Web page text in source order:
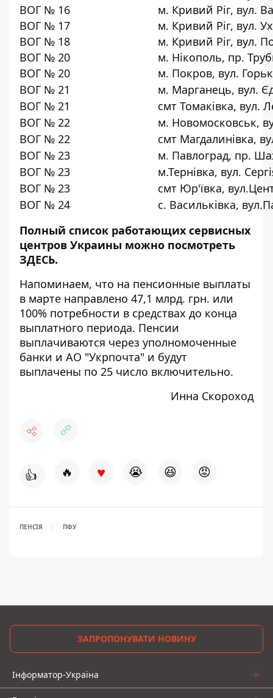
ВОГ № 16
м. Кривий Ріг, вул.
ВОГ № 17
м. Кривий Ріг, вул.
ВОГ № 18
м. Кривий Ріг, вул.
ВОГ № 20
м. Нікополь, пр.
ВОГ № 20
м. Покров, вул.
ВОГ № 21
м. Марганець, вул.
ВОГ № 21
смт Томаківка, вул.
ВОГ № 22
м. Новомосковськ,
ВОГ № 22
смт Магдалинівка,
ВОГ № 23
м. Павлоград, пр.
ВОГ № 23
м.Тернівка, вул.
ВОГ № 23
смт Юр'ївка,
ВОГ № 24
с. Васильківка,
Полный список работающих сервисных
центров Украины можно посмотреть
ЗДЕСЬ.
Напоминаем, что на пенсионные выплаты
в марте направлено 47,1 млрд. грн. или
100% потребности в средствах до конца
выплатного периода. Пенсии
выплачиваются через уполномоченные
банки и АО "Укрпочта" и будут
выплачены по 25 число включительно.
Инна Скороход
👍 🔥 ♥ 😭 😆 😡
ПЕНСІЯ ПФУ
ЗАПРОПОНУВАТИ НОВИНУ
Інформатор-Україна